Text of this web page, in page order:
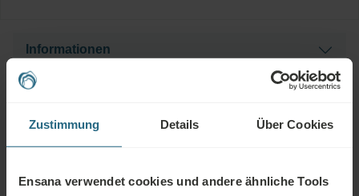
Zustimmung Details Über Cookies
Ensana verwendet cookies und andere ähnliche Tools
Informationen
Bitte beachten Sie, dass der Preis für die gewählte
angegebenen aktuellen Preise beruhen auf informativen
Hotelausstattung